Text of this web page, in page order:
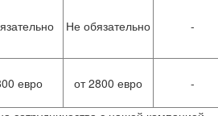
Не обязательно -
евро от 2800 евро -